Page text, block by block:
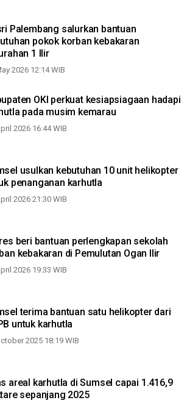
Palembang salurkan bantuan
pokok korban kebakaran
1 Ilir
2026 12:14 WIB
OKI perkuat kesiapsiagaan hadapi
pada musim kemarau
2026 16:44 WIB
usulkan kebutuhan 10 unit helikopter
penanganan karhutla
2026 21:30 WIB
beri bantuan perlengkapan sekolah
kebakaran di Pemulutan Ogan Ilir
2026 19:33 WIB
terima bantuan satu helikopter dari
BNPB untuk karhutla
2025 18:19 WIB
areal karhutla di Sumsel capai 1.416,9
sepanjang 2025